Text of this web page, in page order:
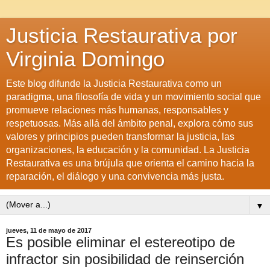
Justicia Restaurativa por
Virginia Domingo
Este blog difunde la Justicia Restaurativa como un
paradigma, una filosofía de vida y un movimiento social que
promueve relaciones más humanas, responsables y
respetuosas. Más allá del ámbito penal, explora cómo sus
valores y principios pueden transformar la justicia, las
organizaciones, la educación y la comunidad. La Justicia
Restaurativa es una brújula que orienta el camino hacia la
reparación, el diálogo y una convivencia más justa.
▼
jueves, 11 de mayo de 2017
Es posible eliminar el estereotipo de
infractor sin posibilidad de reinserción